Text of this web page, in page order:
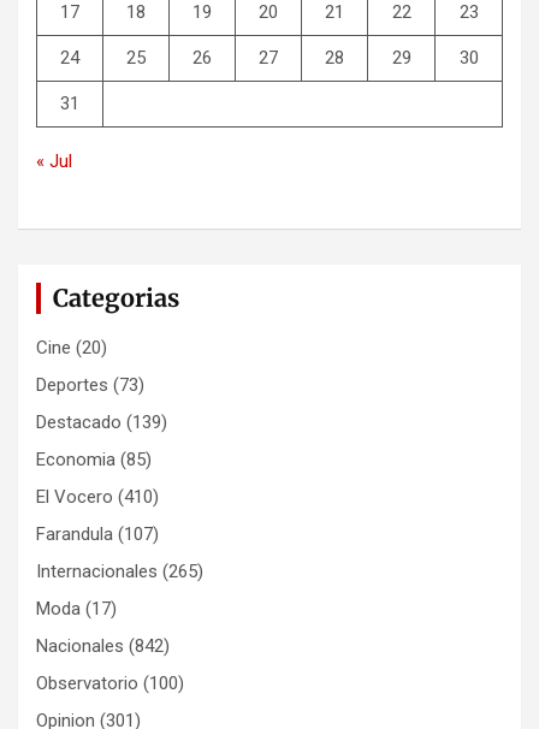
17 18 19 20 21 22 23
24 25 26 27 28 29 30
31
« Jul
Categorias
Cine (20)
Deportes (73)
Destacado (139)
Economia (85)
El Vocero (410)
Farandula (107)
Internacionales (265)
Moda (17)
Nacionales (842)
Observatorio (100)
Opinion (301)